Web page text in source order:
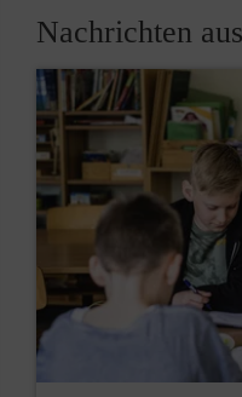
Nachrichten